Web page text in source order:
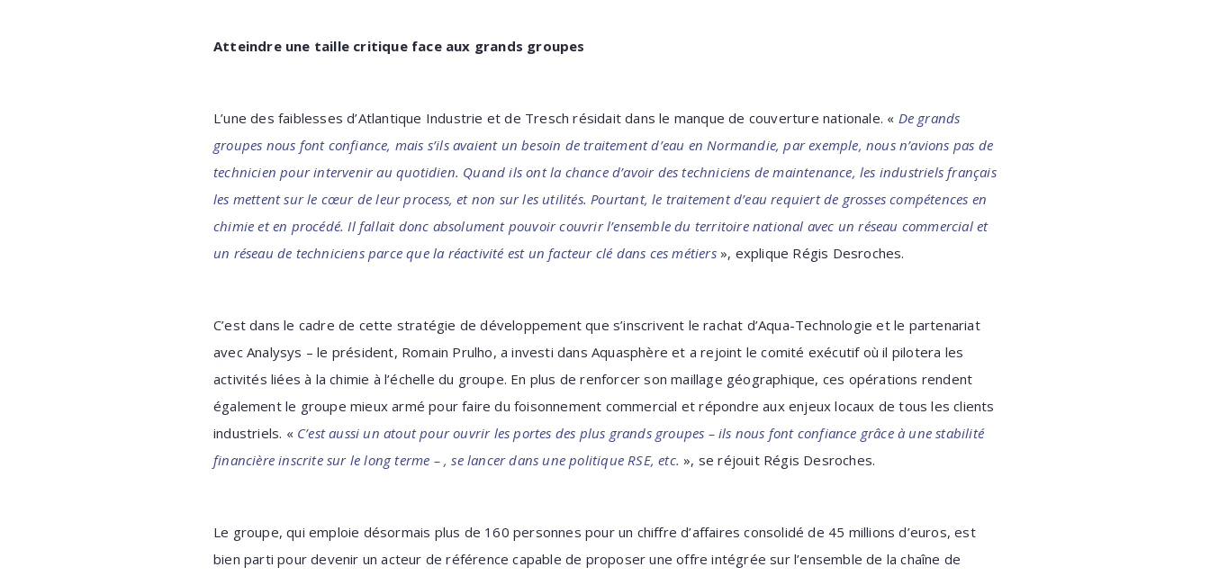
Atteindre une taille critique face aux grands groupes
L’une des faiblesses d’Atlantique Industrie et de Tresch résidait dans le manque de couverture nationale. « De grands
groupes nous font confiance, mais s’ils avaient un besoin de traitement d’eau en Normandie, par exemple, nous n’avions pas de
technicien pour intervenir au quotidien. Quand ils ont la chance d’avoir des techniciens de maintenance, les industriels français
les mettent sur le cœur de leur process, et non sur les utilités. Pourtant, le traitement d’eau requiert de grosses compétences en
chimie et en procédé. Il fallait donc absolument pouvoir couvrir l’ensemble du territoire national avec un réseau commercial et
un réseau de techniciens parce que la réactivité est un facteur clé dans ces métiers», explique Régis Desroches.
C’est dans le cadre de cette stratégie de développement que s’inscrivent le rachat d’Aqua-Technologie et le partenariat
avec Analysys – le président, Romain Prulho, a investi dans Aquasphère et a rejoint le comité exécutif où il pilotera les
activités liées à la chimie à l’échelle du groupe. En plus de renforcer son maillage géographique, ces opérations rendent
également le groupe mieux armé pour faire du foisonnement commercial et répondre aux enjeux locaux de tous les clients
industriels. « C’est aussi un atout pour ouvrir les portes des plus grands groupes – ils nous font confiance grâce à une stabilité
financière inscrite sur le long terme – , se lancer dans une politique RSE, etc. », se réjouit Régis Desroches.
Le groupe, qui emploie désormais plus de 160 personnes pour un chiffre d’affaires consolidé de 45 millions d’euros, est
bien parti pour devenir un acteur de référence capable de proposer une offre intégrée sur l’ensemble de la chaîne de